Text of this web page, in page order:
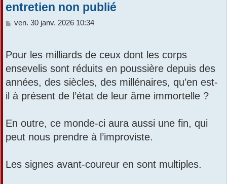
entretien non publié
M
a
g
ven. 30 janv. 2026 10:34
Pour les milliards de ceux dont les corps
ensevelis sont réduits en poussière depuis des
années, des siècles, des millénaires, qu’en est-
il à présent de l’état de leur âme immortelle ?
En outre, ce monde-ci aura aussi une fin, qui
peut nous prendre à l’improviste.
Les signes avant-coureur en sont multiples.